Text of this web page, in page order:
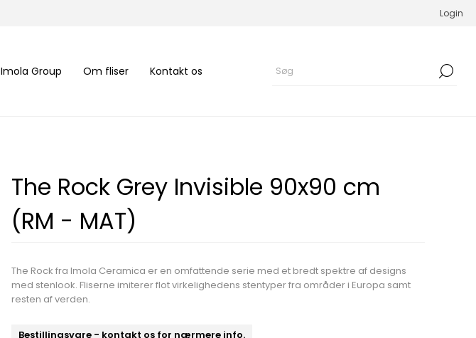
Login
Imola Group Om fliser Kontakt os
The Rock Grey Invisible 90x90 cm
(RM - MAT)
The Rock fra Imola Ceramica er en omfattende serie med et bredt spektre af designs
med stenlook. Fliserne imiterer flot virkelighedens stentyper fra områder i Europa samt
resten af verden.
Bestillingsvare - kontakt os for nærmere info.